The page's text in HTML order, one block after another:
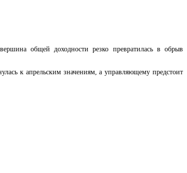
общей доходности резко превратилась в обрыв
к апрельским значениям, а управляющему предстоит